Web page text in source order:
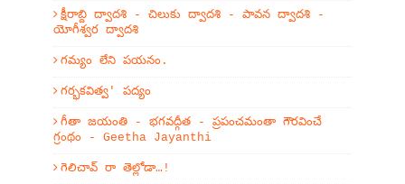
క్షీరాబ్ది ద్వాదశి - చిలుకు ద్వాదశి - పావన ద్వాదశి -
యోగీశ్వర ద్వాదశి
గమ్యం లేని పయనం.
గర్భకవిత్వ' పద్యం
గీతా జయంతి - భగవద్గీత - ప్రపంచమంతా గౌరవించే
గ్రంథం - Geetha Jayanthi
గెలిచావ్ రా తెల్లోడా…!